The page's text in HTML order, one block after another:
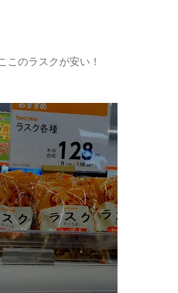
このラスクが安い！